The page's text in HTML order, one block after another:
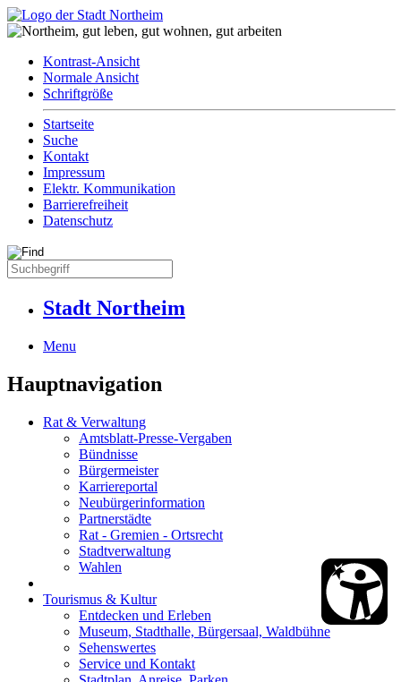
Kontrast-Ansicht
Normale Ansicht
Schriftgröße
Startseite
Suche
Kontakt
Impressum
Elektr. Kommunikation
Barrierefreiheit
Datenschutz
Stadt Northeim
Menu
Hauptnavigation
Rat & Verwaltung
Amtsblatt-Presse-Vergaben
Bündnisse
Bürgermeister
Karriereportal
Neubürgerinformation
Partnerstädte
Rat - Gremien - Ortsrecht
Stadtverwaltung
Wahlen
Tourismus & Kultur
Entdecken und Erleben
Museum, Stadthalle, Bürgersaal, Waldbühne
Sehenswertes
Service und Kontakt